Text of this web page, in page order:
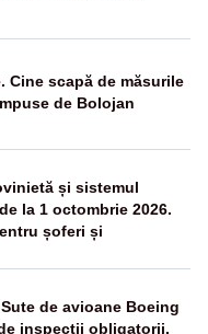
Cine scapă de măsurile
de Bolojan
și sistemul
la 1 octombrie 2026.
șoferi și
de avioane Boeing
inspecții obligatorii,